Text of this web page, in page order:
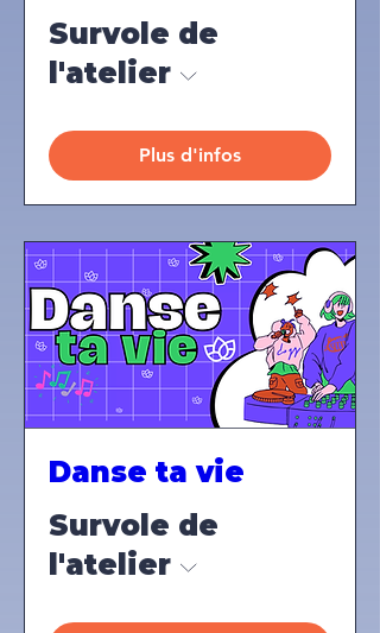
Survole de
l'atelier
Plus d'infos
Danse ta vie
Survole de
l'atelier